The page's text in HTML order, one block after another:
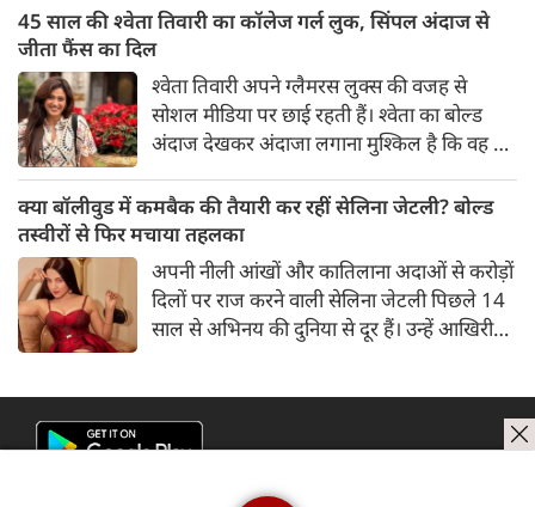
कलर की साड़ी में अपनी कुछ सुपर सिजलिंग तस्वीरें
शेयर की है। खूबसूरत शिमरी साड़ी में निक्की की
अदाएं देखने लायक है।
45 साल की श्वेता तिवारी का कॉलेज गर्ल लुक, सिंपल अंदाज से
जीता फैंस का दिल
श्वेता तिवारी अपने ग्लैमरस लुक्स की वजह से
सोशल मीडिया पर छाई रहती हैं। श्वेता का बोल्ड
अंदाज देखकर अंदाजा लगाना मुश्किल है कि वह दो
तस्वीरों पर फैंस जमकर प्यार लुटाते हैं। इस बार
श्वेता तिवारी ने वेकेशन से अपनी कुछ तस्वीरें शेयर
की है।
क्या बॉलीवुड में कमबैक की तैयारी कर रहीं सेलिना जेटली? बोल्ड
तस्वीरों से फिर मचाया तहलका
अपनी नीली आंखों और कातिलाना अदाओं से करोड़ों
दिलों पर राज करने वाली सेलिना जेटली पिछले 14
साल से अभिनय की दुनिया से दूर हैं। उन्हें आखिरी
रोल में नजर आई थीं।